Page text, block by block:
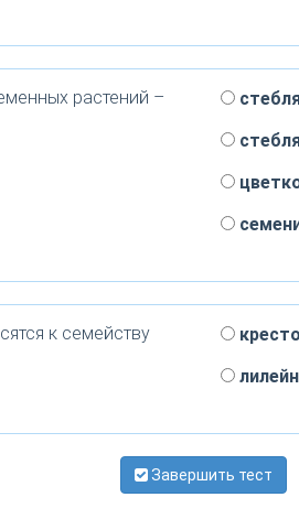
растений –
к семейству
Завершить тест